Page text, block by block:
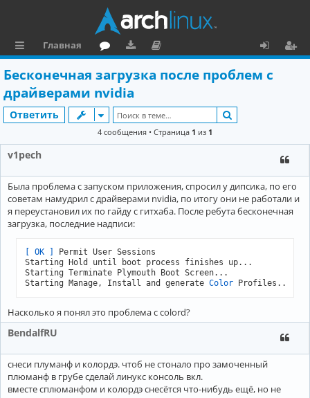
л
и
Главная
м
ру
зк
и
м
е
н
ц
и
а
и
я
Бесконечная загрузка после проблем с
драйверами nvidia
Ответить
4 сообщения • Страница 1 из 1
v1pech
Была проблема с запуском приложения, спросил у дипсика, по его
советам намудрил с драйверами nvidia, по итогу они не работали и
я переустановил их по гайду с гитхаба. После ребута бесконечная
загрузка, последние надписи:
[ OK ]
Permit User Sessions
Starting Hold until boot process finishes up...
Starting Terminate Plymouth Boot Screen...
Starting Manage, Install and generate Color
Насколько я понял это проблема с colord?
BendalfRU
снеси плуманф и колордэ. чтоб не стонало про замоченный
плюманф в грубе сделай линукс консоль вкл.
вместе сплюманфом и колордэ снесётся что-нибудь ещё, но не